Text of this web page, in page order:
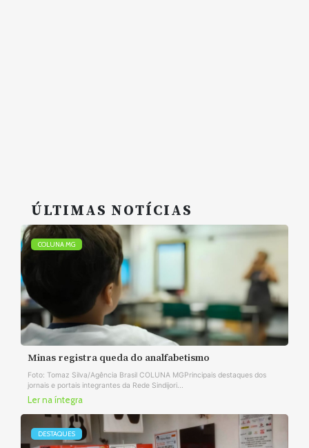
ÚLTIMAS NOTÍCIAS
COLUNA MG
Minas registra queda do analfabetismo
Foto: Tomaz Silva/Agência Brasil COLUNA MGPrincipais destaques dos
jornais e portais integrantes da Rede Sindijori...
Ler na íntegra
DESTAQUES